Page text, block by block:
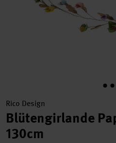
Rico Design
Blütengirlande
130cm